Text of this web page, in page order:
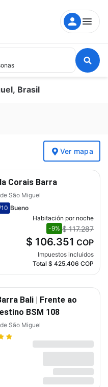
Brasil
Ver mapa
Corais Barra
São Miguel
Bueno
Habitación por noche
-9% $ 117.287
$ 106.351 COP
Impuestos incluidos
Total $ 425.406 COP
Bali | Frente ao
BSM 108
São Miguel